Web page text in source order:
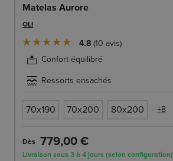
Matelas Aurore
OLI
4.8 10 avis
Confort équilibré
Ressorts ensachés
70x190 70x200 80x200 +8
Dès 779,00 €
Livraison sous 3 à 4 jours (selon configuration)